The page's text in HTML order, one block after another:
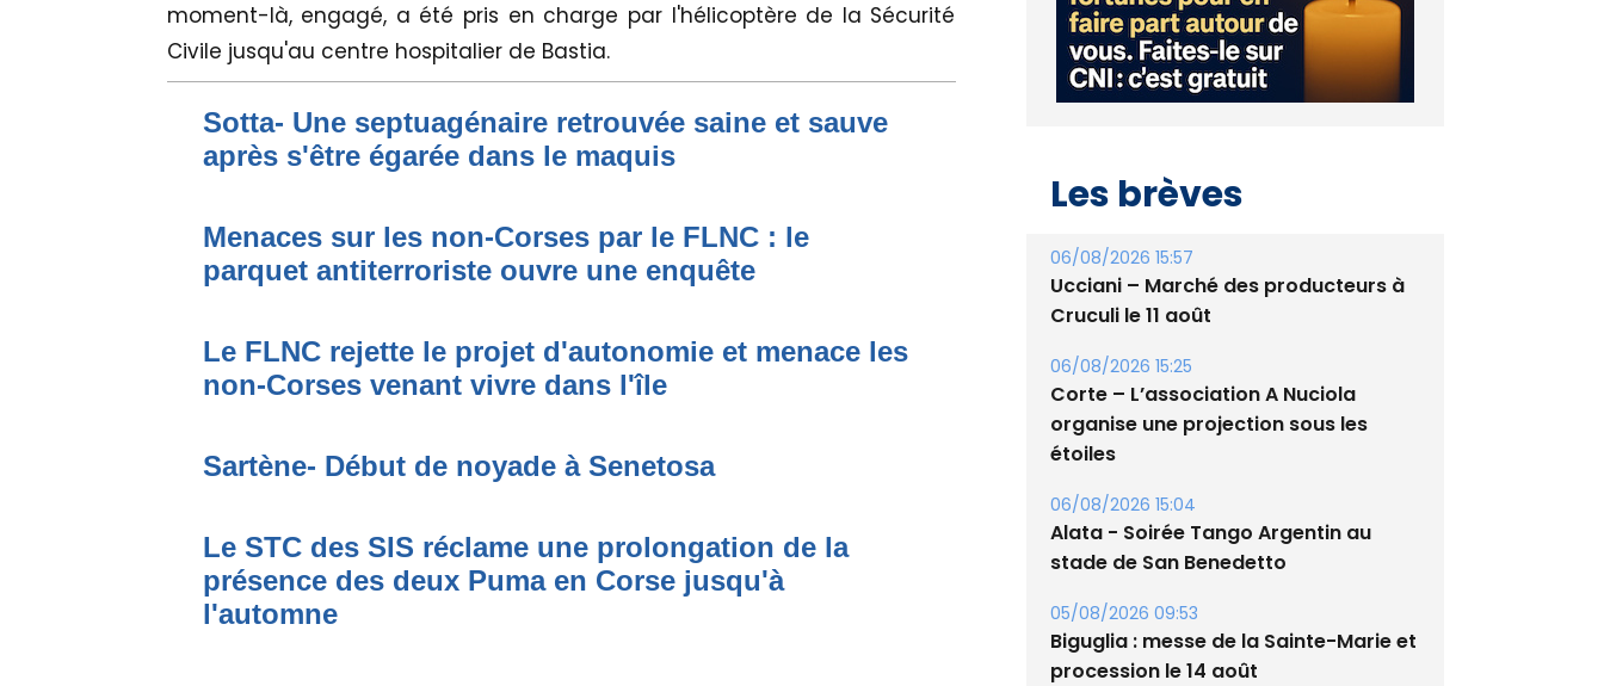
moment-là, engagé, a été pris en charge par l'hélicoptère de la Sécurité
Civile jusqu'au centre hospitalier de Bastia.
Sotta- Une septuagénaire retrouvée saine et sauve
après s'être égarée dans le maquis
Menaces sur les non-Corses par le FLNC : le
parquet antiterroriste ouvre une enquête
Le FLNC rejette le projet d'autonomie et menace les
non-Corses venant vivre dans l'île
Sartène- Début de noyade à Senetosa
Le STC des SIS réclame une prolongation de la
présence des deux Puma en Corse jusqu'à
l'automne
Les brèves
06/08/2026 15:57
Cruculi le 11 août
06/08/2026 15:25
Corte – L’association A Nuciola
étoiles
06/08/2026 15:04
stade de San Benedetto
05/08/2026 09:53